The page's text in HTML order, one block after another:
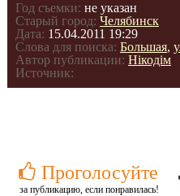
Год съемки: не указан
Старый город: Челябинск
Дата: 15.04.2011 19:29
Слова для поиска: Большая,
Автор публикации: Нікодім
Источник:
Проголосуйте
за публикацию, если понравилась!